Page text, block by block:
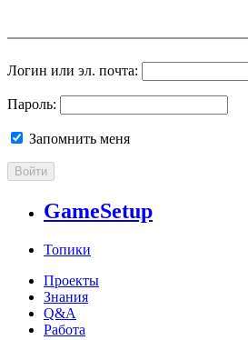
Логин или эл. почта:
Пароль:
Запомнить меня
Войти
GameSetup
Топики
Проекты
Знания
Q&A
Работа